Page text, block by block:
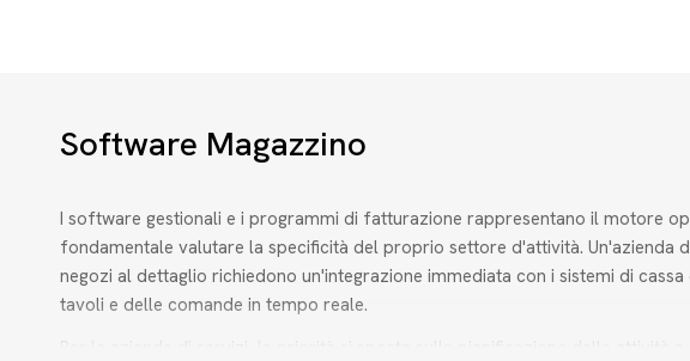
Software Magazzino
I software gestionali e i programmi di fatturazione rappresentano il motore
fondamentale valutare la specificità del proprio settore d'attività.
negozi al dettaglio richiedono un'integrazione immediata con i sistemi di
tavoli e delle comande in tempo reale.